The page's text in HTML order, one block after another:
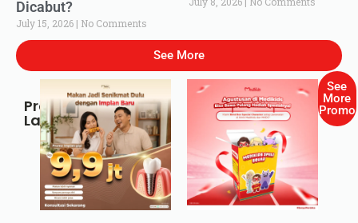
Dicabut?
July 15, 2026 No Comments
See More
Promo
Lainnya
See
More
Promo